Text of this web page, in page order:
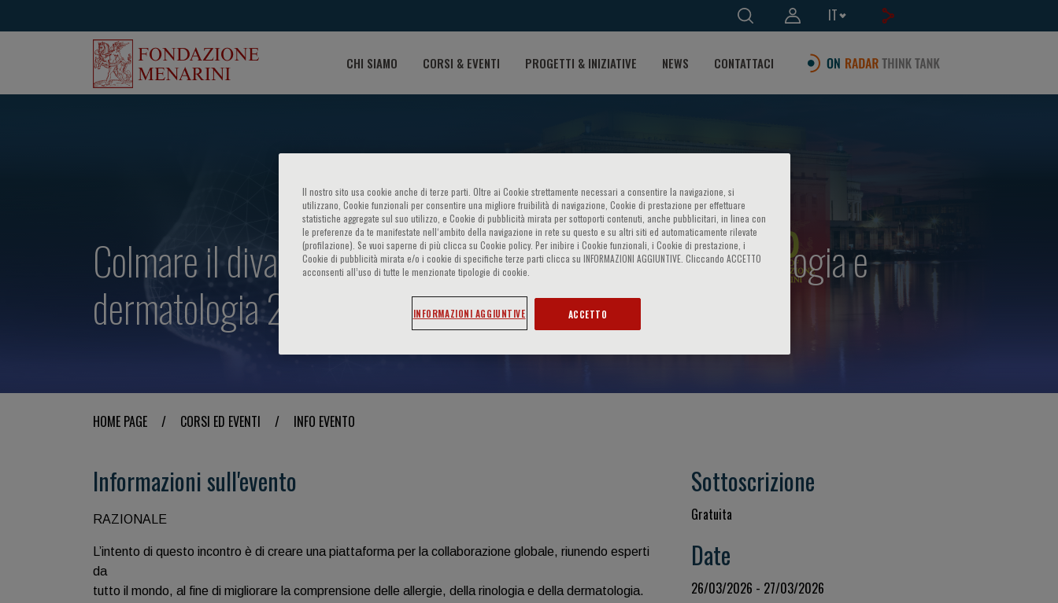
IT
CHI SIAMO CORSI & EVENTI PROGETTI & INIZIATIVE NEWS CONTATTACI
Colmare il divario tra scienza e cura in allergologia, rinologia e
dermatologia 2026
HOME PAGE / CORSI ED EVENTI / INFO EVENTO
Informazioni sull'evento
RAZIONALE
L’intento di questo incontro è di creare una piattaforma per la collaborazione globale, riunendo esperti
da
tutto il mondo, al fine di migliorare la comprensione delle allergie, della rinologia e della dermatologia.
Sottoscrizione
Gratuita
Date
26/03/2026 - 27/03/2026
Il nostro sito usa cookie anche di terze parti. Oltre ai Cookie strettamente necessari a consentire la navigazione, si
utilizzano, Cookie funzionali per consentire una migliore fruibilità di navigazione, Cookie di prestazione per effettuare
statistiche aggregate sul suo utilizzo, e Cookie di pubblicità mirata per sottoporti contenuti, anche pubblicitari, in linea con
le preferenze da te manifestate nell‘ambito della navigazione in rete su questo e su altri siti ed automaticamente rilevate
(profilazione). Se vuoi saperne di più clicca su Cookie policy. Per inibire i Cookie funzionali, i Cookie di prestazione, i
Cookie di pubblicità mirata e/o i cookie di specifiche terze parti clicca su INFORMAZIONI AGGIUNTIVE. Cliccando ACCETTO
acconsenti all’uso di tutte le menzionate tipologie di cookie.
INFORMAZIONI AGGIUNTIVE ACCETTO